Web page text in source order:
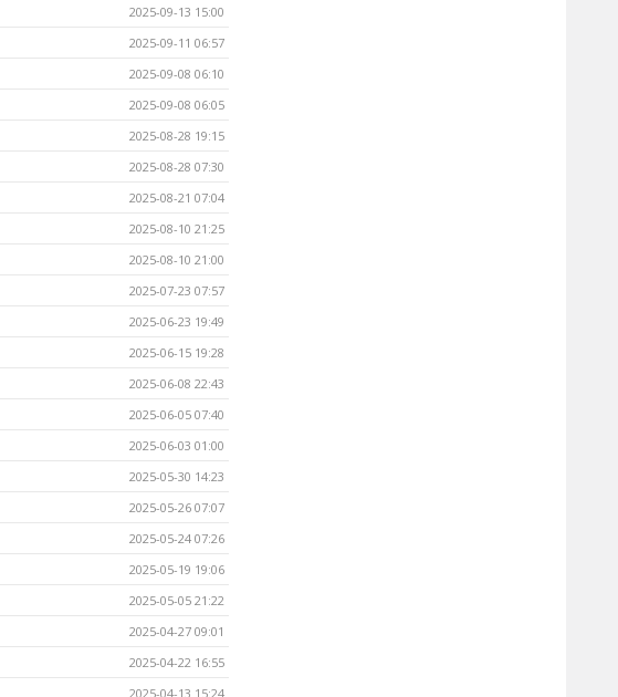
2025-09-13 15:00
2025-09-11 06:57
2025-09-08 06:10
2025-09-08 06:05
2025-08-28 19:15
2025-08-28 07:30
2025-08-21 07:04
2025-08-10 21:25
2025-08-10 21:00
2025-07-23 07:57
2025-06-23 19:49
2025-06-15 19:28
2025-06-08 22:43
2025-06-05 07:40
2025-06-03 01:00
2025-05-30 14:23
2025-05-26 07:07
2025-05-24 07:26
2025-05-19 19:06
2025-05-05 21:22
2025-04-27 09:01
2025-04-22 16:55
2025-04-13 15:24